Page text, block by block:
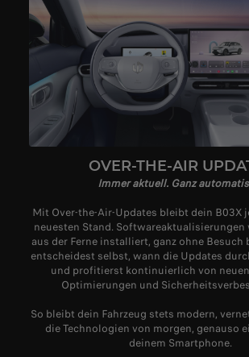
OVER-THE-AIR
Immer aktuell. Ganz
Mit Over-the-Air-Updates bleibt dein B03X
neuesten Stand. Softwareaktualisierungen
aus der Ferne installiert, ganz ohne Besuch
entscheidest selbst, wann die Updates
und profitierst kontinuierlich von
Optimierungen und
So bleibt dein Fahrzeug stets modern,
die Technologien von morgen, genauso
deinem Smartphone.